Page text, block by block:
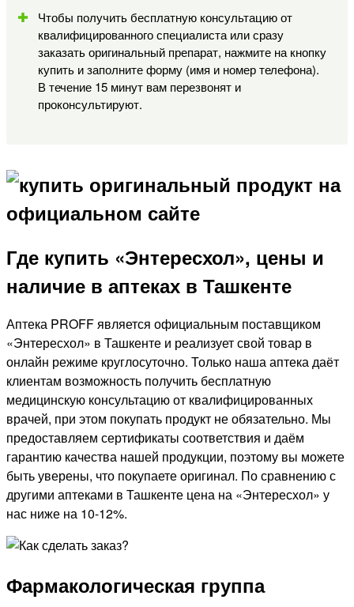
Чтобы получить бесплатную консультацию от
квалифицированного специалиста или сразу
заказать оригинальный препарат, нажмите на кнопку
купить и заполните форму (имя и номер телефона).
В течение 15 минут вам перезвонят и
проконсультируют.
Где купить «Энтересхол», цены и
наличие в аптеках в Ташкенте
Аптека PROFF является официальным поставщиком
«Энтересхол» в Ташкенте и реализует свой товар в
онлайн режиме круглосуточно. Только наша аптека даёт
клиентам возможность получить бесплатную
медицинскую консультацию от квалифицированных
врачей, при этом покупать продукт не обязательно. Мы
предоставляем сертификаты соответствия и даём
гарантию качества нашей продукции, поэтому вы можете
быть уверены, что покупаете оригинал. По сравнению с
другими аптеками в Ташкенте цена на «Энтересхол» у
нас ниже на 10-12%.
Фармакологическая группа